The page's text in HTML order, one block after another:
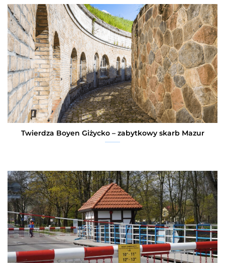
Twierdza Boyen Giżycko – zabytkowy skarb Mazur